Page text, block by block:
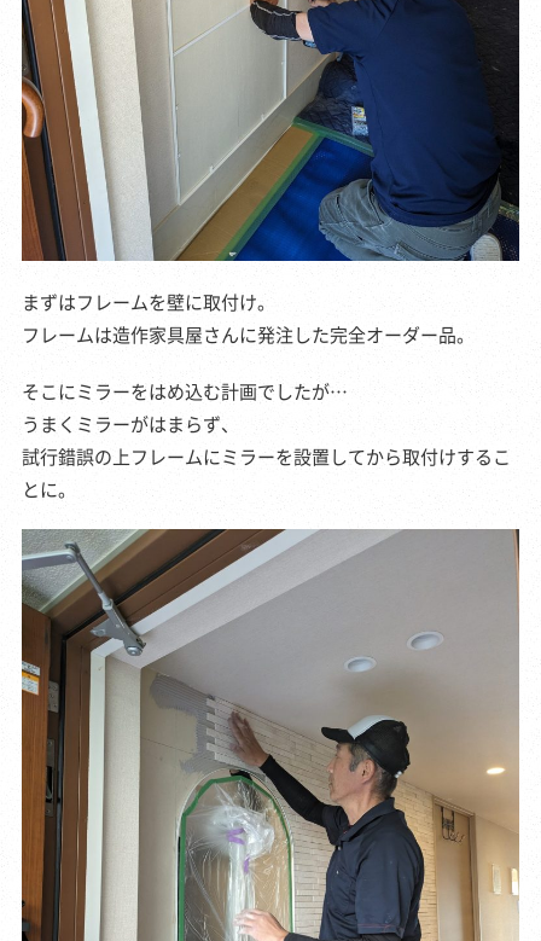
まずはフレームを壁に取付け。
フレームは造作家具屋さんに発注した完全オーダー品。
そこにミラーをはめ込む計画でしたが…
うまくミラーがはまらず、
試行錯誤の上フレームにミラーを設置してから取付けするこ
とに。